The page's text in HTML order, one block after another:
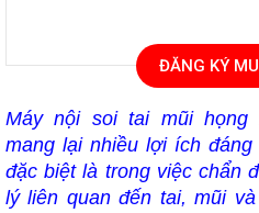
ĐĂNG KÝ
Máy nội soi tai mũi họng
mang lại nhiều lợi ích
đặc biệt là trong việc chẩn
lý liên quan đến tai, mũi và